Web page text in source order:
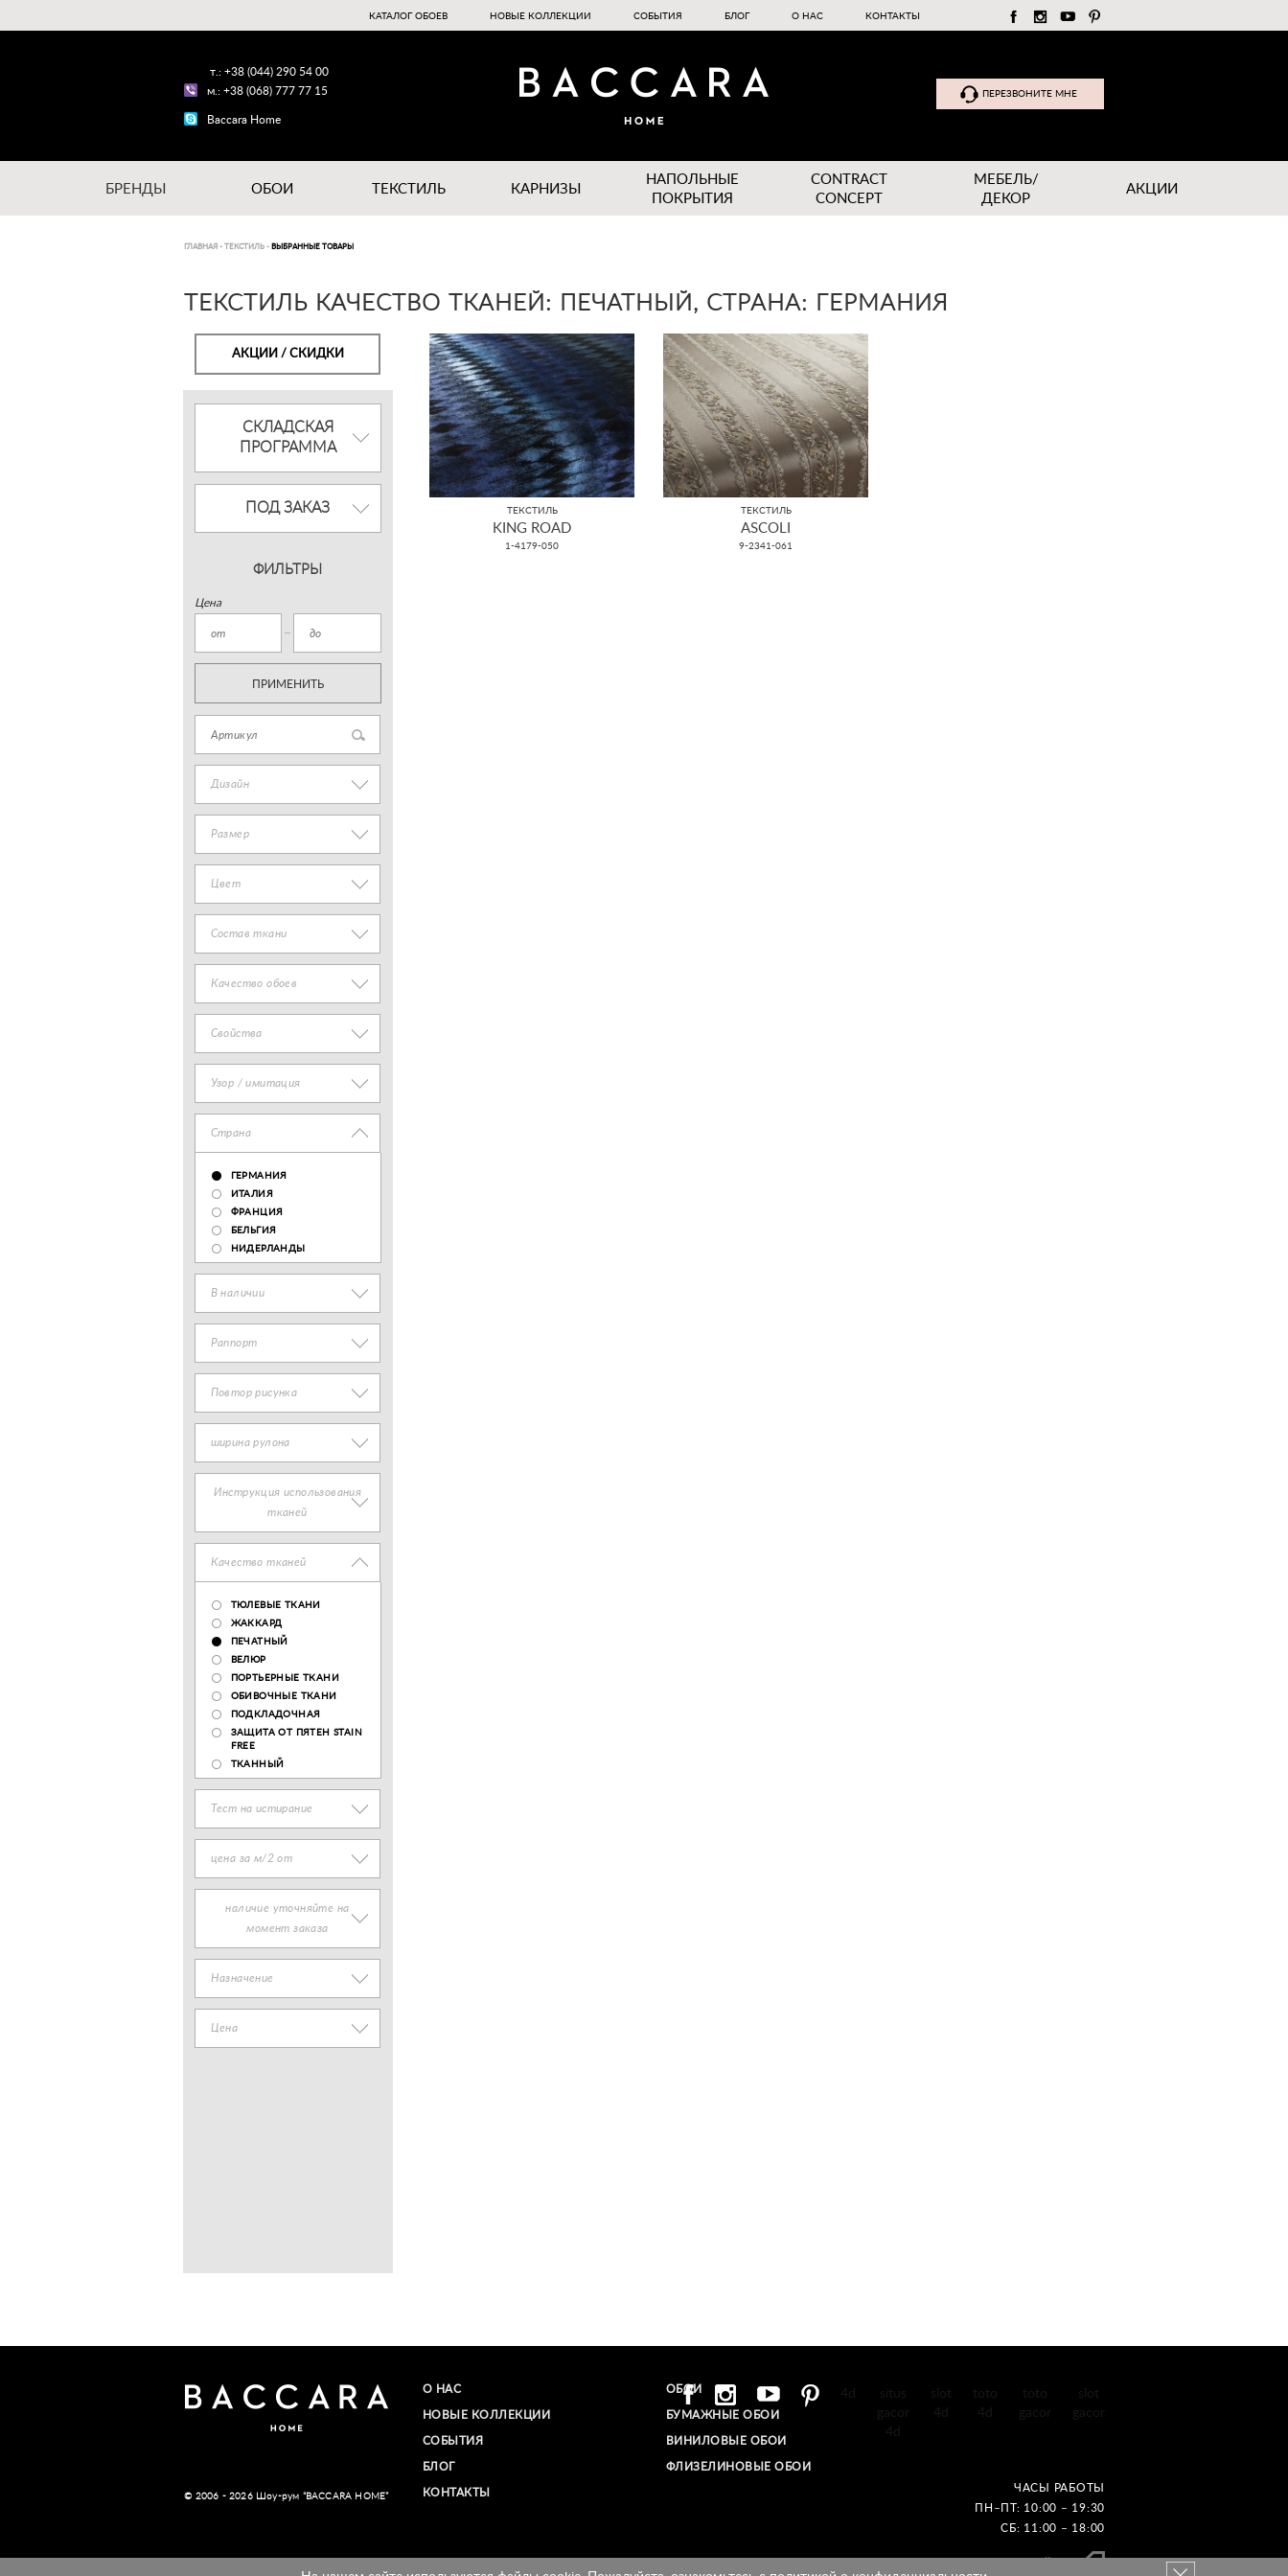
КАТАЛОГ ОБОЕВ НОВЫЕ КОЛЛЕКЦИИ СОБЫТИЯ БЛОГ О НАС КОНТАКТЫ
т.: +38 (044) 290 54 00
м.: +38 (068) 777 77 15
Baccara Home
ПЕРЕЗВОНИТЕ МНЕ
БРЕНДЫ ОБОИ ТЕКСТИЛЬ КАРНИЗЫ
НАПОЛЬНЫЕ
ПОКРЫТИЯ
CONTRACT
CONCEPT
МЕБЕЛЬ/
ДЕКОР
АКЦИИ
ГЛАВНАЯ - ТЕКСТИЛЬ - ВЫБРАННЫЕ ТОВАРЫ
ТЕКСТИЛЬ КАЧЕСТВО ТКАНЕЙ: ПЕЧАТНЫЙ, СТРАНА: ГЕРМАНИЯ
АКЦИИ / СКИДКИ
СКЛАДСКАЯ
ПРОГРАММА
ПОД ЗАКАЗ
ФИЛЬТРЫ
Цена
ПРИМЕНИТЬ
Дизайн
Размер
Цвет
Состав ткани
Качество обоев
Свойства
Узор / имитация
Страна
ГЕРМАНИЯ
ИТАЛИЯ
ФРАНЦИЯ
БЕЛЬГИЯ
НИДЕРЛАНДЫ
В наличии
Раппорт
Повтор рисунка
ширина рулона
Инструкция использования
тканей
Качество тканей
ТЮЛЕВЫЕ ТКАНИ
ЖАККАРД
ПЕЧАТНЫЙ
ВЕЛЮР
ПОРТЬЕРНЫЕ ТКАНИ
ОБИВОЧНЫЕ ТКАНИ
ПОДКЛАДОЧНАЯ
ЗАЩИТА ОТ ПЯТЕН STAIN
FREE
ТКАННЫЙ
Тест на истирание
цена за м/2 от
наличие уточняйте на
момент заказа
Назначение
Цена
ТЕКСТИЛЬ
KING ROAD
1-4179-050
ТЕКСТИЛЬ
ASCOLI
9-2341-061
© 2006 - 2026 Шоу-рум “BACCARA HOME”
О НАС
НОВЫЕ КОЛЛЕКЦИИ
СОБЫТИЯ
БЛОГ
КОНТАКТЫ
ОБОИ
БУМАЖНЫЕ ОБОИ
ВИНИЛОВЫЕ ОБОИ​
ФЛИЗЕЛИНОВЫЕ ОБОИ
ЧАСЫ РАБОТЫ
ПН–ПТ: 10:00 – 19:30
СБ: 11:00 – 18:00